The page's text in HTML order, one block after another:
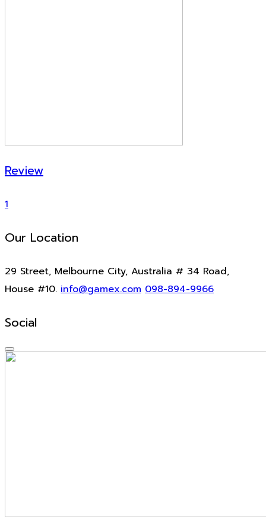
Review
1
Our Location
29 Street, Melbourne City, Australia # 34 Road,
House #10. info@gamex.com 098-894-9966
Social